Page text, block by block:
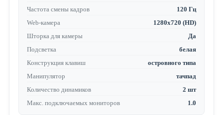
Частота смены кадров
120 Гц
Web-камера
1280x720 (HD)
Шторка для камеры
Да
Подсветка
белая
Конструкция клавиш
островного типа
Манипулятор
тачпад
Количество динамиков
2 шт
Макс. подключаемых мониторов
1.0